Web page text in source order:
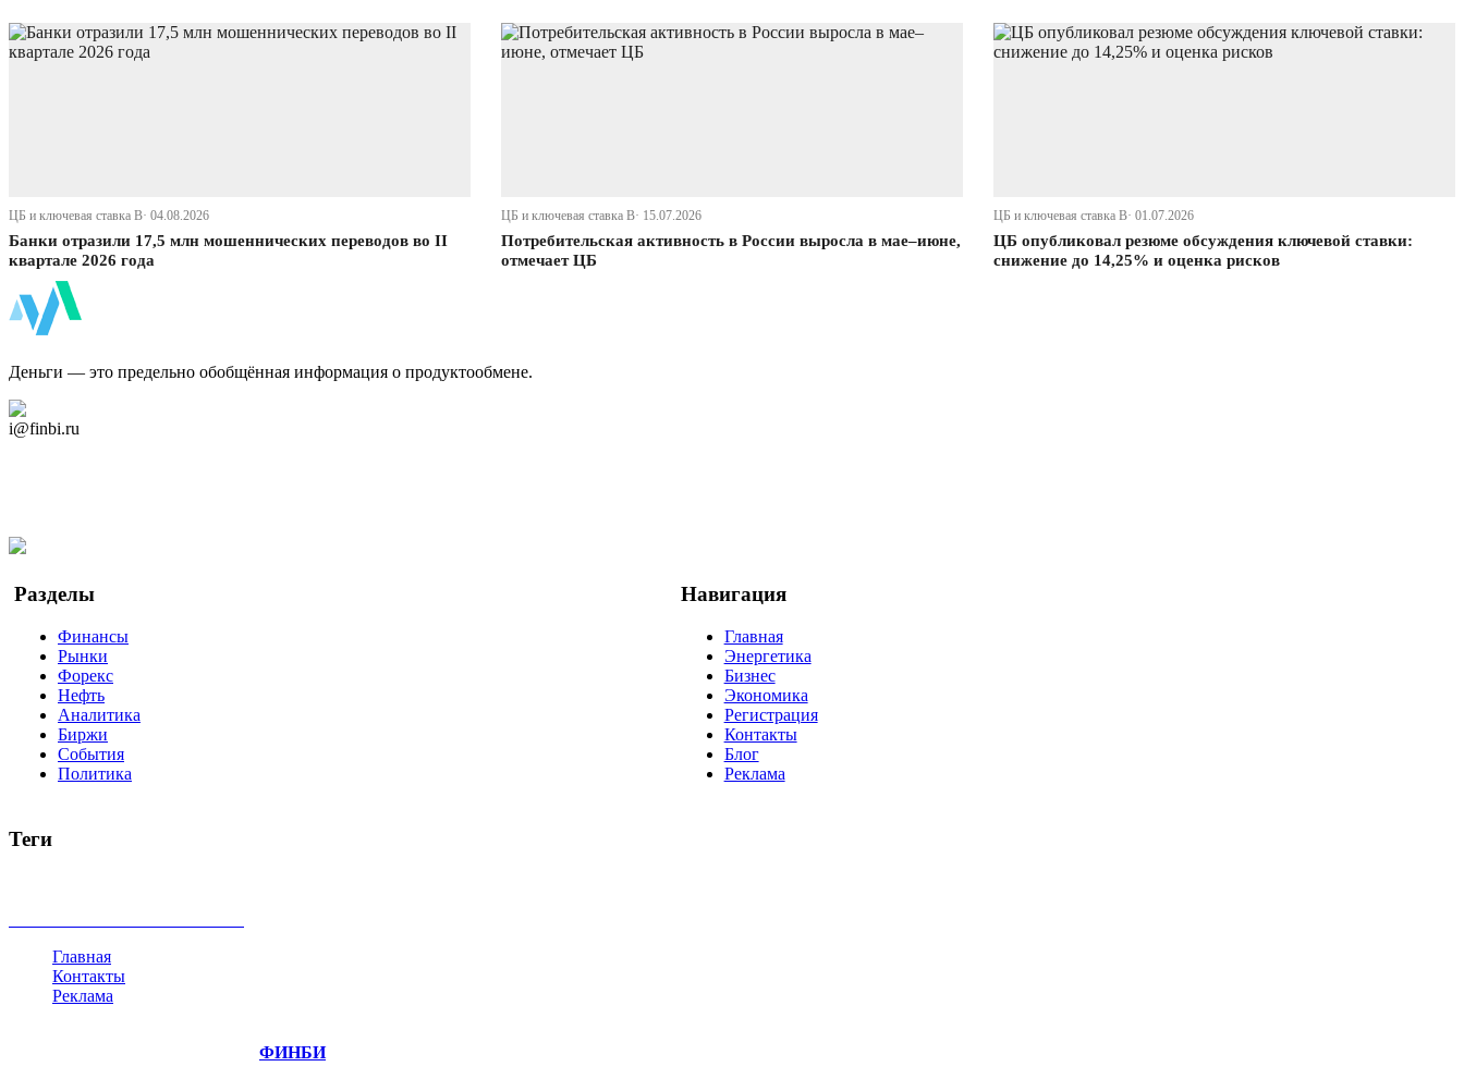
ЦБ и ключевая ставка В· 04.08.2026
Банки отразили 17,5 млн мошеннических переводов во II
квартале 2026 года
ЦБ и ключевая ставка В· 15.07.2026
Потребительская активность в России выросла в мае–июне,
отмечает ЦБ
ЦБ и ключевая ставка В· 01.07.2026
ЦБ опубликовал резюме обсуждения ключевой ставки:
снижение до 14,25% и оценка рисков
Деньги — это предельно обобщённая информация о продуктообмене.
i@finbi.ru
Разделы
Финансы
Рынки
Форекс
Нефть
Аналитика
Биржи
События
Политика
Навигация
Главная
Энергетика
Бизнес
Экономика
Регистрация
Контакты
Блог
Реклама
Теги
Главная
Контакты
Реклама
ФИНБИ.РУ"